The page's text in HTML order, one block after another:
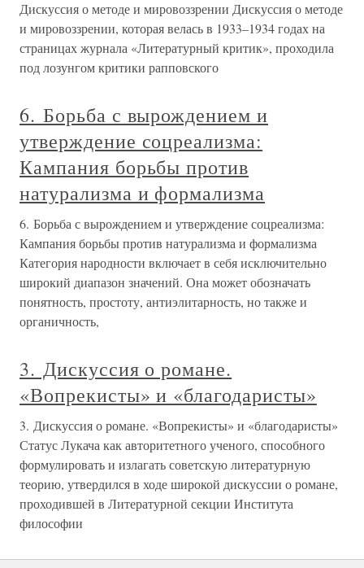
Дискуссия о методе и мировоззрении Дискуссия о методе
и мировоззрении, которая велась в 1933–1934 годах на
страницах журнала «Литературный критик», проходила
под лозунгом критики рапповского
6. Борьба с вырождением и
утверждение соцреализма:
Кампания борьбы против
натурализма и формализма
6. Борьба с вырождением и утверждение соцреализма:
Кампания борьбы против натурализма и формализма
Категория народности включает в себя исключительно
широкий диапазон значений. Она может обозначать
понятность, простоту, антиэлитарность, но также и
органичность,
3. Дискуссия о романе.
«Вопрекисты» и «благодаристы»
3. Дискуссия о романе. «Вопрекисты» и «благодаристы»
Статус Лукача как авторитетного ученого, способного
формулировать и излагать советскую литературную
теорию, утвердился в ходе широкой дискуссии о романе,
проходившей в Литературной секции Института
философии